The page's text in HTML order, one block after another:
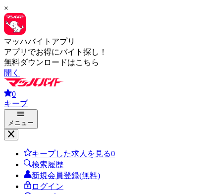
×
マッハバイトアプリ
アプリでお得にバイト探し！
無料ダウンロードはこちら
開く
0
キープ
メニュー
キープした求人を見る0
検索履歴
新規会員登録(無料)
ログイン